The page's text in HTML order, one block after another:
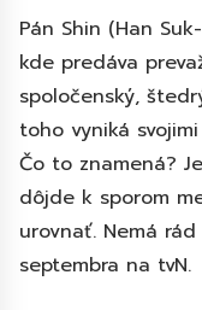
Pán Shin (Han
kde predáva
spoločenský,
toho vyniká
Čo to znamená?
dôjde k sporom
urovnať. Nemá
septembra na tvN.